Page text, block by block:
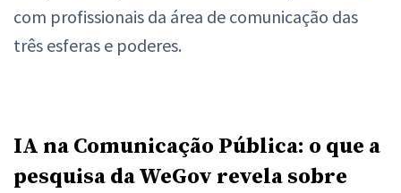
com profissionais da área de comunicação das
três esferas e poderes.
IA na Comunicação Pública: o que a
pesquisa da WeGov revela sobre